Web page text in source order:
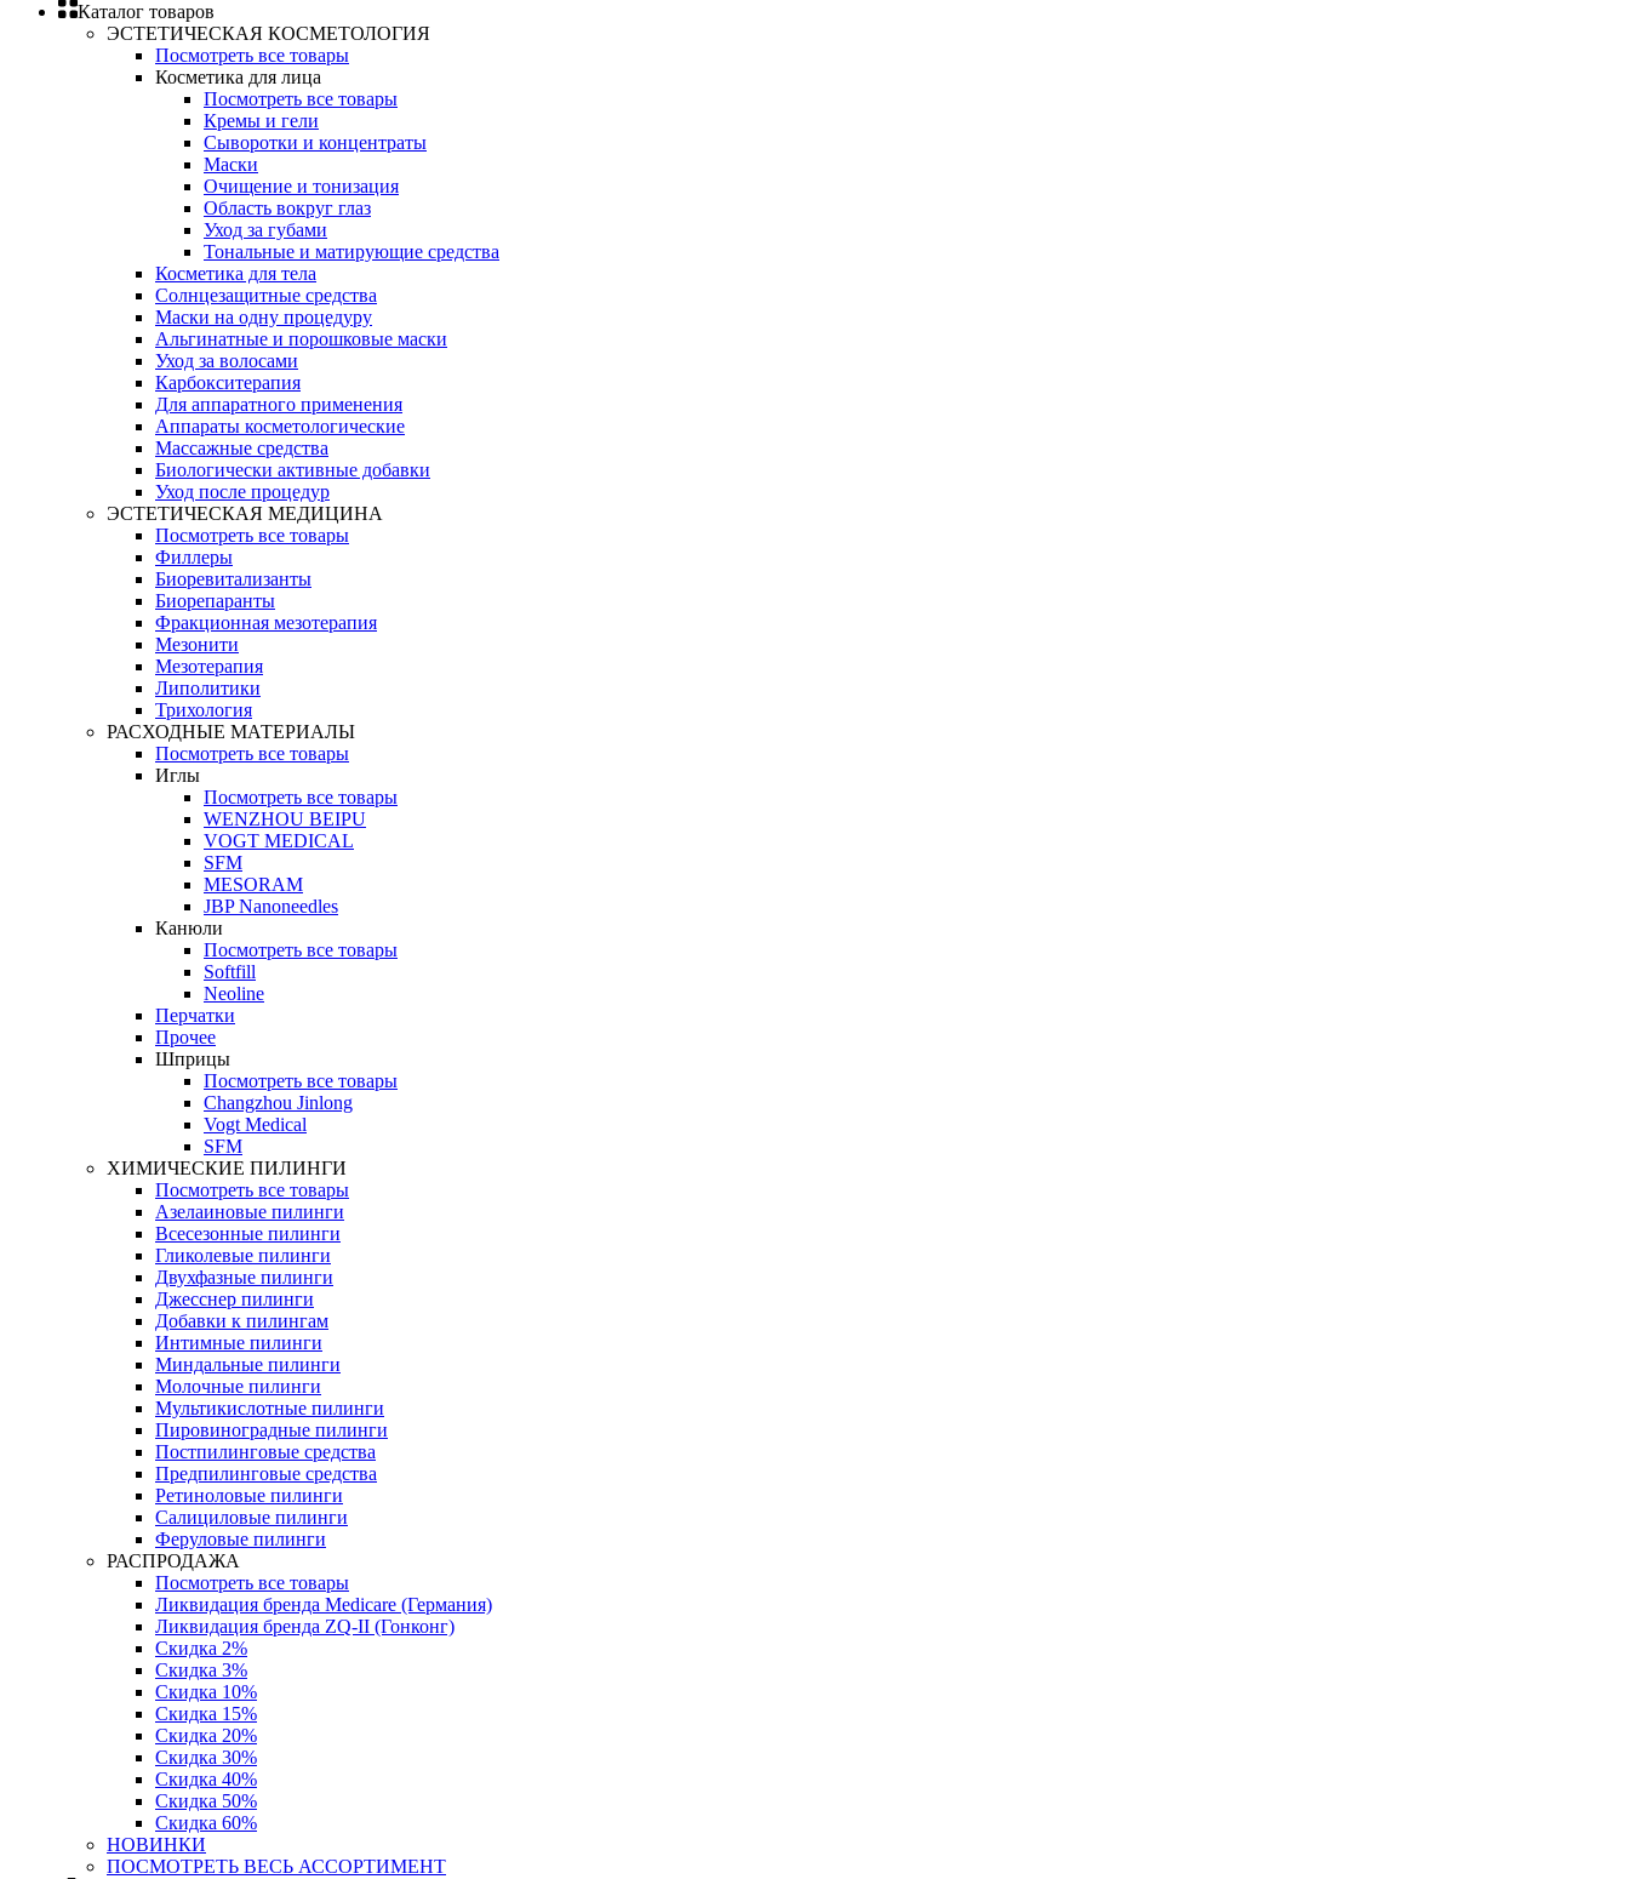
Каталог товаров
ЭСТЕТИЧЕСКАЯ КОСМЕТОЛОГИЯ
Посмотреть все товары
Косметика для лица
Посмотреть все товары
Кремы и гели
Сыворотки и концентраты
Маски
Очищение и тонизация
Область вокруг глаз
Уход за губами
Тональные и матирующие средства
Косметика для тела
Солнцезащитные средства
Маски на одну процедуру
Альгинатные и порошковые маски
Уход за волосами
Карбокситерапия
Для аппаратного применения
Аппараты косметологические
Массажные средства
Биологически активные добавки
Уход после процедур
ЭСТЕТИЧЕСКАЯ МЕДИЦИНА
Посмотреть все товары
Филлеры
Биоревитализанты
Биорепаранты
Фракционная мезотерапия
Мезонити
Мезотерапия
Липолитики
Трихология
РАСХОДНЫЕ МАТЕРИАЛЫ
Посмотреть все товары
Иглы
Посмотреть все товары
WENZHOU BEIPU
VOGT MEDICAL
SFM
MESORAM
JBP Nanoneedles
Канюли
Посмотреть все товары
Softfill
Neoline
Перчатки
Прочее
Шприцы
Посмотреть все товары
Changzhou Jinlong
Vogt Medical
SFM
ХИМИЧЕСКИЕ ПИЛИНГИ
Посмотреть все товары
Азелаиновые пилинги
Всесезонные пилинги
Гликолевые пилинги
Двухфазные пилинги
Джесснер пилинги
Добавки к пилингам
Интимные пилинги
Миндальные пилинги
Молочные пилинги
Мультикислотные пилинги
Пировиноградные пилинги
Постпилинговые средства
Предпилинговые средства
Ретиноловые пилинги
Салициловые пилинги
Феруловые пилинги
РАСПРОДАЖА
Посмотреть все товары
Ликвидация бренда Medicare (Германия)
Ликвидация бренда ZQ-II (Гонконг)
Скидка 2%
Скидка 3%
Скидка 10%
Скидка 15%
Скидка 20%
Скидка 30%
Скидка 40%
Скидка 50%
Скидка 60%
НОВИНКИ
ПОСМОТРЕТЬ ВЕСЬ АССОРТИМЕНТ